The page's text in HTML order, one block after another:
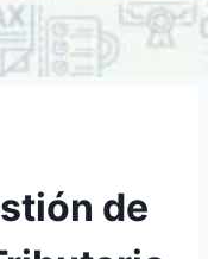
de